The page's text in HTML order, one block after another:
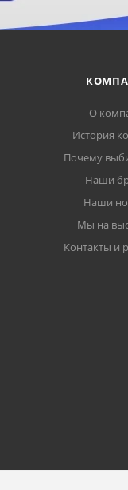
О
История
Почему
Наши
Наши
Мы на
Контакты и